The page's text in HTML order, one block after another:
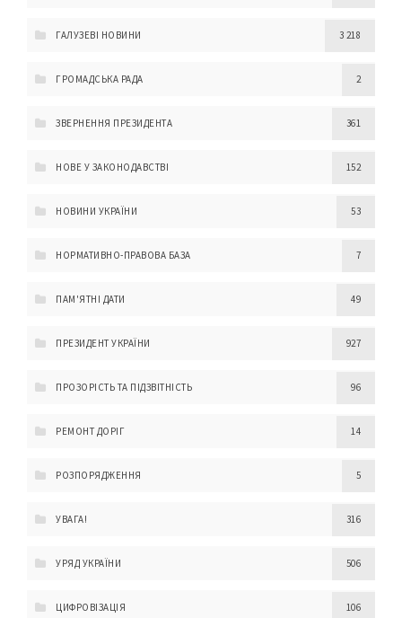
ГАЛУЗЕВІ НОВИНИ 3 218
ГРОМАДСЬКА РАДА 2
ЗВЕРНЕННЯ ПРЕЗИДЕНТА 361
НОВЕ У ЗАКОНОДАВСТВІ 152
НОВИНИ УКРАЇНИ 53
НОРМАТИВНО-ПРАВОВА БАЗА 7
ПАМ'ЯТНІ ДАТИ 49
ПРЕЗИДЕНТ УКРАЇНИ 927
ПРОЗОРІСТЬ ТА ПІДЗВІТНІСТЬ 96
РЕМОНТ ДОРІГ 14
РОЗПОРЯДЖЕННЯ 5
УВАГА! 316
УРЯД УКРАЇНИ 506
ЦИФРОВІЗАЦІЯ 106